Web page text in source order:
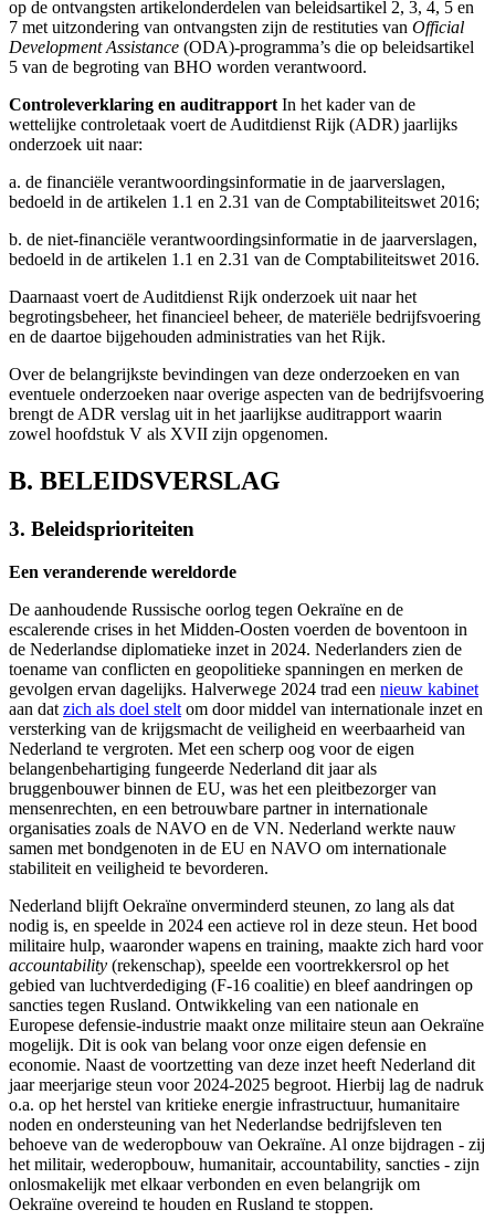
op de ontvangsten artikelonderdelen van beleidsartikel 2, 3, 4, 5 en
7 met uitzondering van ontvangsten zijn de restituties van Official
Development Assistance (ODA)-programma’s die op beleidsartikel
5 van de begroting van BHO worden verantwoord.
Controleverklaring en auditrapport In het kader van de
wettelijke controletaak voert de Auditdienst Rijk (ADR) jaarlijks
onderzoek uit naar:
a. de financiële verantwoordingsinformatie in de jaarverslagen,
bedoeld in de artikelen 1.1 en 2.31 van de Comptabiliteitswet 2016;
b. de niet-financiële verantwoordingsinformatie in de jaarverslagen,
bedoeld in de artikelen 1.1 en 2.31 van de Comptabiliteitswet 2016.
Daarnaast voert de Auditdienst Rijk onderzoek uit naar het
begrotingsbeheer, het financieel beheer, de materiële bedrijfsvoering
en de daartoe bijgehouden administraties van het Rijk.
Over de belangrijkste bevindingen van deze onderzoeken en van
eventuele onderzoeken naar overige aspecten van de bedrijfsvoering
brengt de ADR verslag uit in het jaarlijkse auditrapport waarin
zowel hoofdstuk V als XVII zijn opgenomen.
B. BELEIDSVERSLAG
3. Beleidsprioriteiten
Een veranderende wereldorde
De aanhoudende Russische oorlog tegen Oekraïne en de
escalerende crises in het Midden-Oosten voerden de boventoon in
de Nederlandse diplomatieke inzet in 2024. Nederlanders zien de
toename van conflicten en geopolitieke spanningen en merken de
gevolgen ervan dagelijks. Halverwege 2024 trad een nieuw kabinet
aan dat zich als doel stelt om door middel van internationale inzet en
versterking van de krijgsmacht de veiligheid en weerbaarheid van
Nederland te vergroten. Met een scherp oog voor de eigen
belangenbehartiging fungeerde Nederland dit jaar als
bruggenbouwer binnen de EU, was het een pleitbezorger van
mensenrechten, en een betrouwbare partner in internationale
organisaties zoals de NAVO en de VN. Nederland werkte nauw
samen met bondgenoten in de EU en NAVO om internationale
stabiliteit en veiligheid te bevorderen.
Nederland blijft Oekraïne onverminderd steunen, zo lang als dat
nodig is, en speelde in 2024 een actieve rol in deze steun. Het bood
militaire hulp, waaronder wapens en training, maakte zich hard voor
accountability (rekenschap), speelde een voortrekkersrol op het
gebied van luchtverdediging (F-16 coalitie) en bleef aandringen op
sancties tegen Rusland. Ontwikkeling van een nationale en
Europese defensie-industrie maakt onze militaire steun aan Oekraïne
mogelijk. Dit is ook van belang voor onze eigen defensie en
economie. Naast de voortzetting van deze inzet heeft Nederland dit
jaar meerjarige steun voor 2024-2025 begroot. Hierbij lag de nadruk
o.a. op het herstel van kritieke energie infrastructuur, humanitaire
noden en ondersteuning van het Nederlandse bedrijfsleven ten
behoeve van de wederopbouw van Oekraïne. Al onze bijdragen - zij
het militair, wederopbouw, humanitair, accountability, sancties - zijn
onlosmakelijk met elkaar verbonden en even belangrijk om
Oekraïne overeind te houden en Rusland te stoppen.